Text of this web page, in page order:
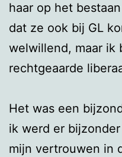
haar op het
dat ze ook bij GL
welwillend, maar ik
rechtgeaarde
Het was een
ik werd er
mijn vertrouwen in